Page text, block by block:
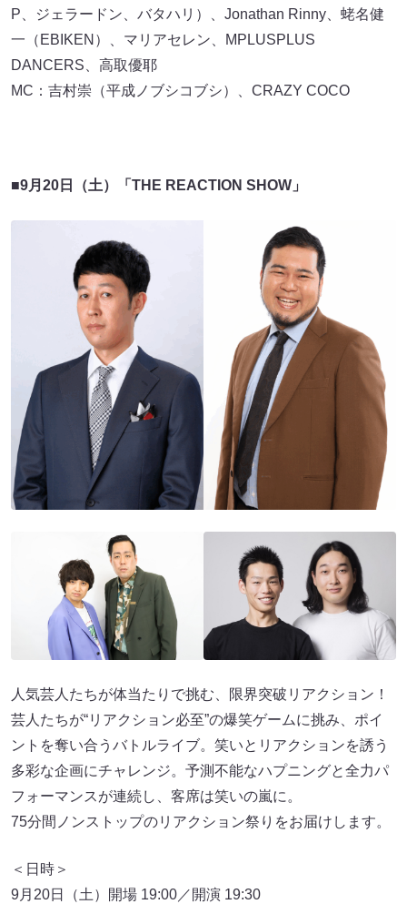
P、ジェラードン、バタハリ）、Jonathan Rinny、蛯名健
一（EBIKEN）、マリアセレン、MPLUSPLUS
DANCERS、高取優耶
MC：吉村崇（平成ノブシコブシ）、CRAZY COCO
■9月20日（土）「THE REACTION SHOW」
人気芸人たちが体当たりで挑む、限界突破リアクション！
芸人たちが“リアクション必至”の爆笑ゲームに挑み、ポイ
ントを奪い合うバトルライブ。笑いとリアクションを誘う
多彩な企画にチャレンジ。予測不能なハプニングと全力パ
フォーマンスが連続し、客席は笑いの嵐に。
75分間ノンストップのリアクション祭りをお届けします。
＜日時＞
9月20日（土）開場 19:00／開演 19:30